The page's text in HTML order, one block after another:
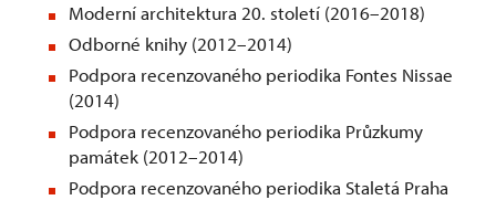
Moderní architektura 20. století (2016–2018)
Odborné knihy (2012–2014)
Podpora recenzovaného periodika Fontes Nissae
(2014)
Podpora recenzovaného periodika Průzkumy
památek (2012–2014)
Podpora recenzovaného periodika Staletá Praha